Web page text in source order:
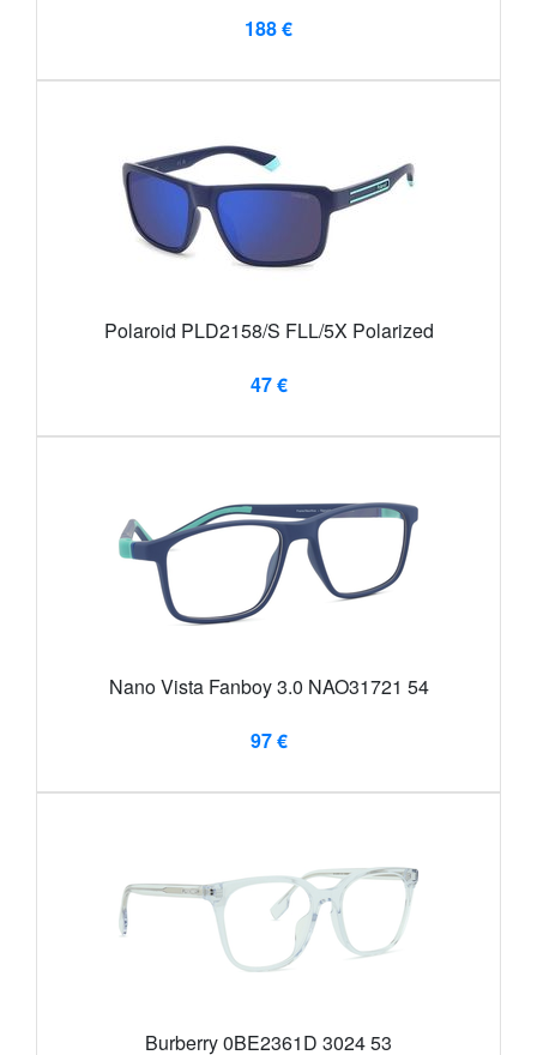
188 €
Polaroid PLD2158/S FLL/5X Polarized
47 €
Nano Vista Fanboy 3.0 NAO31721 54
97 €
Burberry 0BE2361D 3024 53